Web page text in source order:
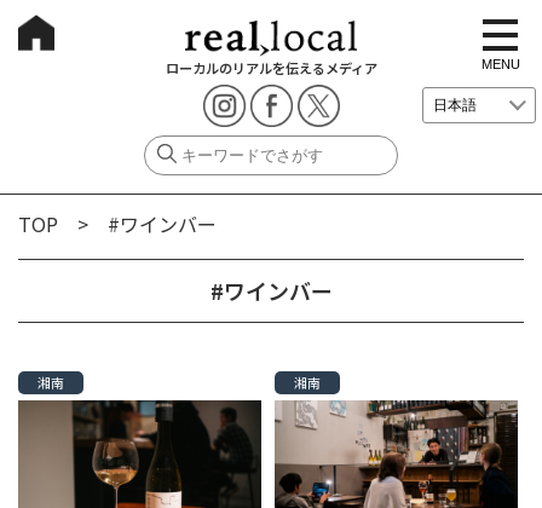
ローカルのリアルを伝えるメディア
t
o
g
g
e
i
i
MENU
TOP > #ワインバー
#ワインバー
湘南 湘南